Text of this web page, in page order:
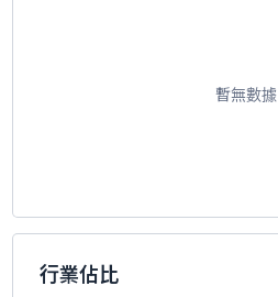
暫無數據
行業佔比